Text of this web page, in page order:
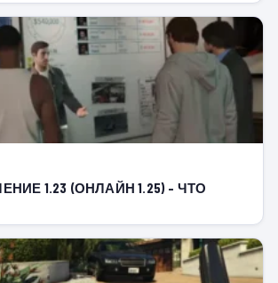
1.23 (ОНЛАЙН 1.25) – ЧТО